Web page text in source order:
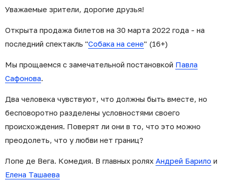
Уважаемые зрители, дорогие друзья!
Открыта продажа билетов на 30 марта 2022 года - на
последний спектакль "Собака на сене" (16+)
Мы прощаемся с замечательной постановкой Павла
Сафонова.
Два человека чувствуют, что должны быть вместе, но
бесповоротно разделены условностями своего
происхождения. Поверят ли они в то, что это можно
преодолеть, что у любви нет границ?
Лопе де Вега. Комедия. В главных ролях Андрей Барило и
Елена Ташаева